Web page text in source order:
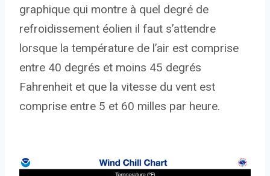
graphique qui montre à quel degré de
refroidissement éolien il faut s’attendre
lorsque la température de l’air est comprise
entre 40 degrés et moins 45 degrés
Fahrenheit et que la vitesse du vent est
comprise entre 5 et 60 milles par heure.